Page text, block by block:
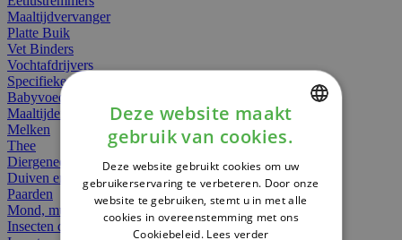
Maaltijdvervanger
Platte Buik
Vet Binders
Vochtafdrijvers
Specifieke Voeding
Babyvoeding
Maaltijden
Melken
Thee
Diergeneesmiddelen
Duiven en vogels
Paarden
Mond, muil of snavel
Insecten dieren
DUTCH
FRENCH
ENGLISH
Deze website maakt
gebruik van cookies.
Deze website gebruikt cookies om uw
gebruikerservaring te verbeteren. Door onze
website te gebruiken, stemt u in met alle
cookies in overeenstemming met ons
Cookiebeleid. Lees verder